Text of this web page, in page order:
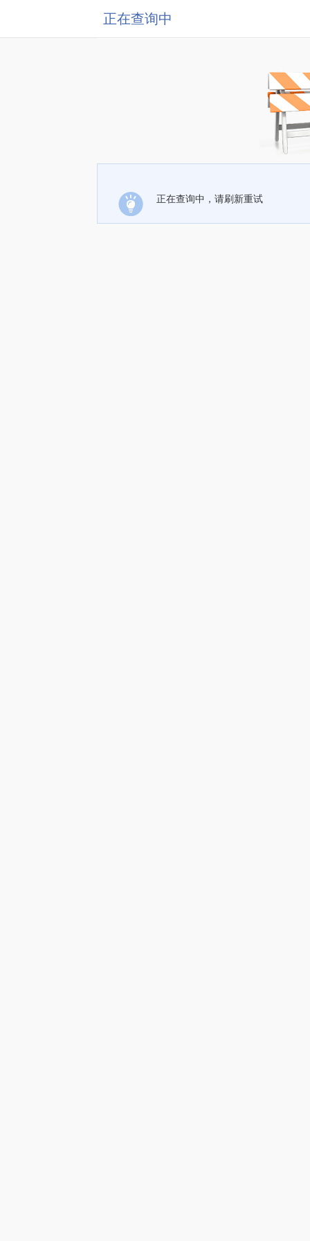
正在查询中
正在查询中，请刷新重试